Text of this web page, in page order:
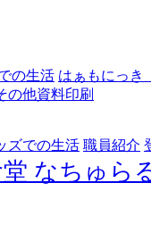
の生活 はぁもにっき
の他資料印刷
ズでの生活 職員紹介
なちゅら